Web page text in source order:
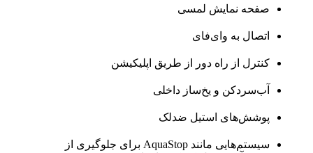
صفحه نمایش لمسی
اتصال به وای‌فای
کنترل از راه دور از طریق اپلیکیشن
آب‌سردکن و یخ‌ساز داخلی
پوشش‌های استیل ضد‌لک
سیستم‌هایی مانند AquaStop برای جلوگیری از